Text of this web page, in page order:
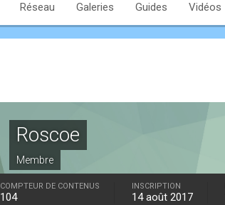
Réseau Galeries Guides Vidéos
Roscoe
Membre
COMPTEUR DE CONTENUS
104
INSCRIPTION
14 août 2017